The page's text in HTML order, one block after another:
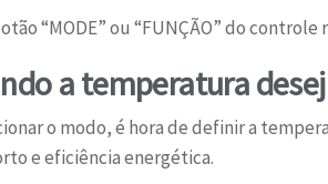
“MODE” ou “FUNÇÃO” do
a temperatura
o modo, é hora de definir a
e eficiência energética.